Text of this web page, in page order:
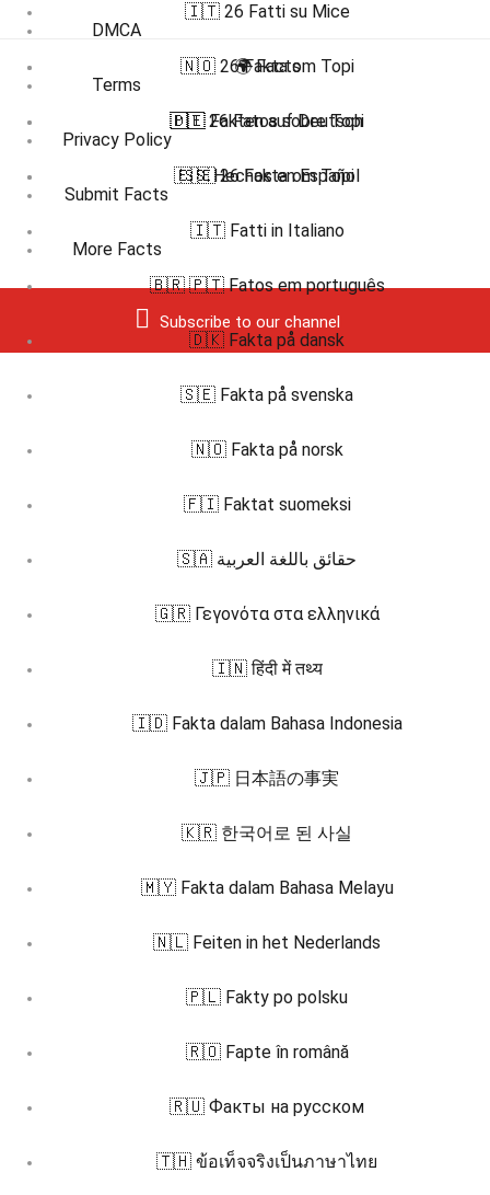
DMCA
Terms
Privacy Policy
Submit Facts
More Facts
Subscribe to our channel
🇮🇹 26 Fatti su Mice
🇳🇴 26 Fakta om Topi
🇵🇹 26 Fatos sobre Topi
🇸🇪 26 Fakta om Topi
🌍 Facts
🇩🇪 Fakten auf Deutsch
🇪🇸 Hechos en Español
🇮🇹 Fatti in Italiano
🇧🇷 🇵🇹 Fatos em português
🇩🇰 Fakta på dansk
🇸🇪 Fakta på svenska
🇳🇴 Fakta på norsk
🇫🇮 Faktat suomeksi
🇸🇦 حقائق باللغة العربية
🇬🇷 Γεγονότα στα ελληνικά
🇮🇳 हिंदी में तथ्य
🇮🇩 Fakta dalam Bahasa Indonesia
🇯🇵 日本語の事実
🇰🇷 한국어로 된 사실
🇲🇾 Fakta dalam Bahasa Melayu
🇳🇱 Feiten in het Nederlands
🇵🇱 Fakty po polsku
🇷🇴 Fapte în română
🇷🇺 Факты на русском
🇹🇭 ข้อเท็จจริงเป็นภาษาไทย